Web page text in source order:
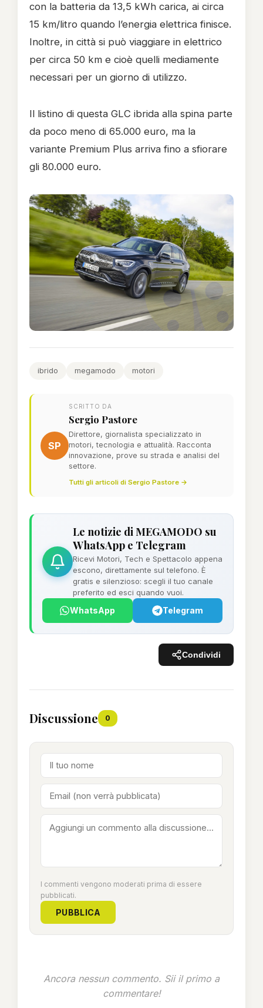
con la batteria da 13,5 kWh carica, ai circa
15 km/litro quando l’energia elettrica finisce.
Inoltre, in città si può viaggiare in elettrico
per circa 50 km e cioè quelli mediamente
necessari per un giorno di utilizzo.
Il listino di questa GLC ibrida alla spina parte
da poco meno di 65.000 euro, ma la
variante Premium Plus arriva fino a sfiorare
gli 80.000 euro.
ibrido megamodo motori
SP
SCRITTO DA
Sergio Pastore
Direttore, giornalista specializzato in
motori, tecnologia e attualità. Racconta
innovazione, prove su strada e analisi del
settore.
Tutti gli articoli di Sergio Pastore →
Le notizie di MEGAMODO su
WhatsApp e Telegram
Ricevi Motori, Tech e Spettacolo appena
escono, direttamente sul telefono. È
gratis e silenzioso: scegli il tuo canale
preferito ed esci quando vuoi.
WhatsApp Telegram
Condividi
Discussione 0
I commenti vengono moderati prima di essere
pubblicati.
PUBBLICA
Ancora nessun commento. Sii il primo a
commentare!